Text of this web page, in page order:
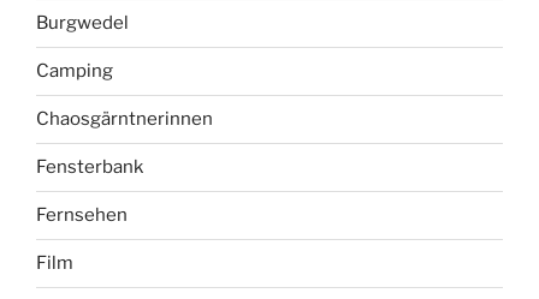
Burgwedel
Camping
Chaosgärntnerinnen
Fensterbank
Fernsehen
Film